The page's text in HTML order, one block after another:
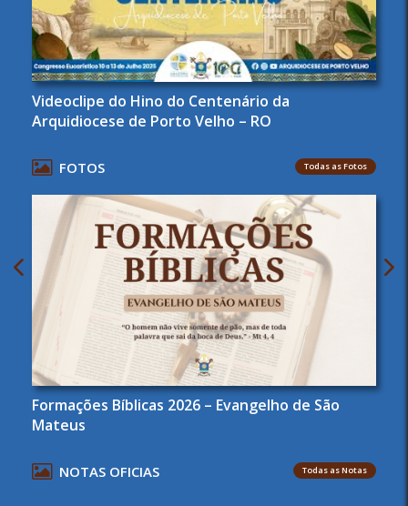
Videoclipe do Hino do Centenário da
Arquidiocese de Porto Velho – RO
FOTOS Todas as Fotos
Formações Bíblicas 2026 – Evangelho de São
Mateus
NOTAS OFICIAS Todas as Notas